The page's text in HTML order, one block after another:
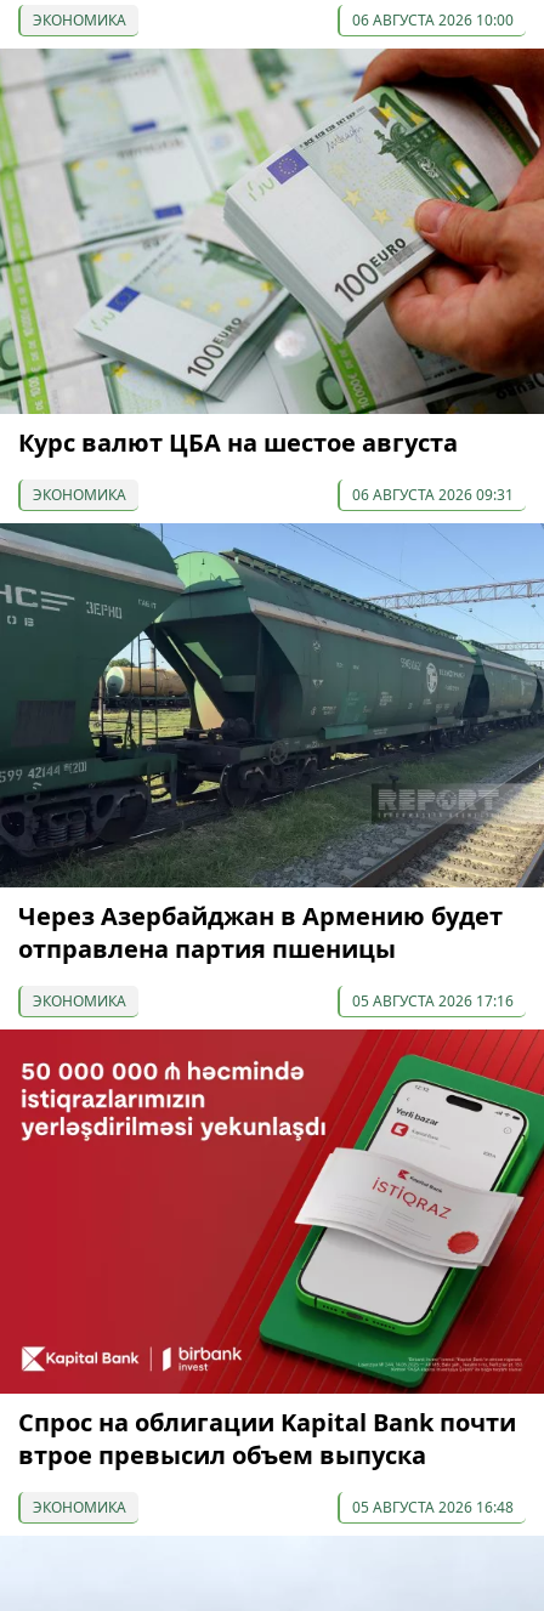
ЭКОНОМИКА 06 АВГУСТА 2026 10:00
Курс валют ЦБА на шестое августа
ЭКОНОМИКА 06 АВГУСТА 2026 09:31
Через Азербайджан в Армению будет
отправлена партия пшеницы
ЭКОНОМИКА 05 АВГУСТА 2026 17:16
Спрос на облигации Kapital Bank почти
втрое превысил объем выпуска
ЭКОНОМИКА 05 АВГУСТА 2026 16:48